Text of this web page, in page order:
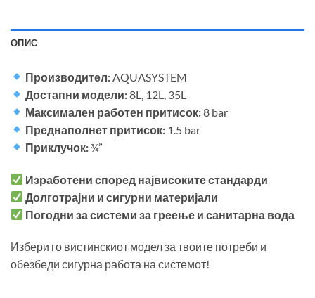
ОПИС
Производител:AQUASYSTEM
Достапни модели:8L, 12L, 35L
Максимален работен притисок:8 bar
Преднаполнет притисок: 1.5 bar
Приклучок:¾”
Изработени според највисоките стандарди
Долготрајни и сигурни материјали
Погодни за системи за греење и санитарна вода
Избери го вистинскиот модел за твоите потреби и
обезбеди сигурна работа на системот!